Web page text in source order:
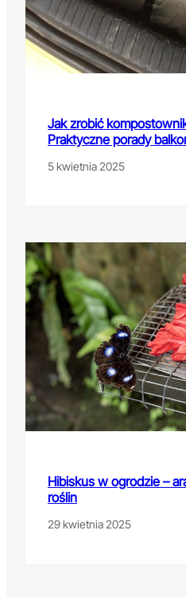
Jak zrobić
Praktyczne porady
5 kwietnia 2025
Hibiskus w ogrodzie –
roślin
29 kwietnia 2025